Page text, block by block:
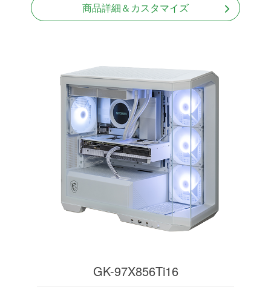
商品詳細＆カスタマイズ
GK-97X856Ti16